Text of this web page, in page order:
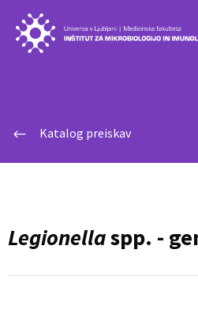
# Katalog preiskav
Legionellaspp. -